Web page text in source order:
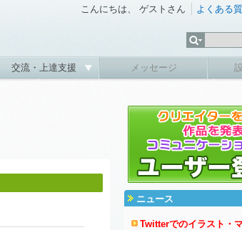
こんにちは、 ゲストさん よくある
交流・上達支援 メッセージ
ニュース
Twitterでのイラスト・